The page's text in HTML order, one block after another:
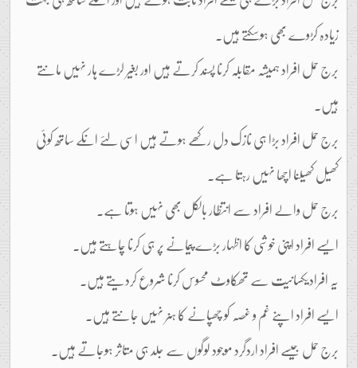
زیادہ کڑوے بھی ہوسکتے ہیں۔
برج حمل افراد ہمیشہ مقابلہ کرنا پسند کرتے ہیں اور بغیر لڑے ہار نہیں مانتے
ہیں۔
برج حمل افراد بڑا ہی نازک دل رکھے ہوتے ہیں اسی لئے انکے ساتھ کوئی
کھیل کھیلنا اچھا نہیں رہتا ہے۔
برج حمل والے افراد سے انتظار بالکل بھی نہیں ہوتا ہے۔
ایسے افراد اپنی خوشی کا اظہار بڑے پیمانے پر ہی کرنا چاہتے ہیں۔
یہ افرادیکسانیت سے تھکاوٹ محسوس کرنا شروع کردیتے ہیں۔
ایسے افراد اپنے غم و غصہ کو چھپانے کا ہنر نہیں جانتے ہیں۔
برج حمل جیسے افراد اردگرد موجود لوگوں سے جلد ہی متاثر ہوجاتے ہیں۔